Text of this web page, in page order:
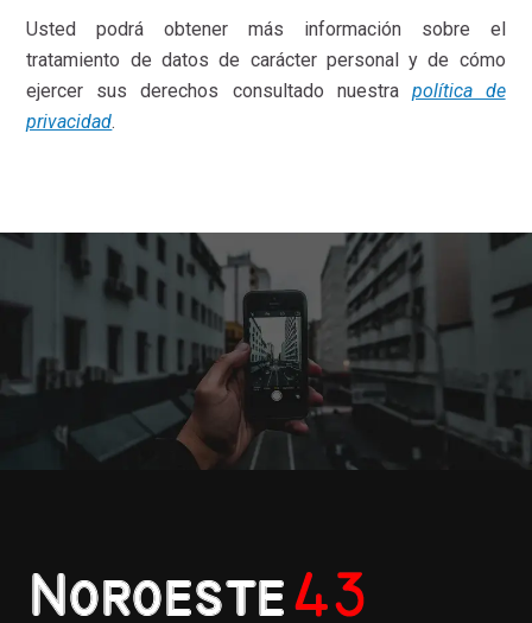
Usted podrá obtener más información sobre el
tratamiento de datos de carácter personal y de cómo
ejercer sus derechos consultado nuestra política de
privacidad.